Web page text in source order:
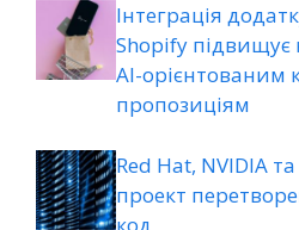
Інтеграція
Shopify підвищує
AI-орієнтованим
пропозиціям
Red Hat, NVIDIA
проект
код